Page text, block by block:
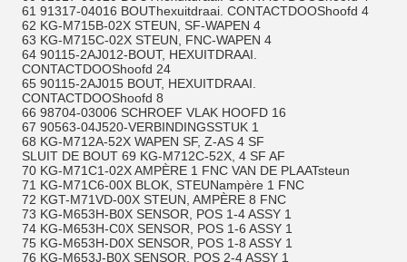
61 91317-04016 BOUThexuitdraai. CONTACTDOOShoofd 4
62 KG-M715B-02X STEUN, SF-WAPEN 4
63 KG-M715C-02X STEUN, FNC-WAPEN 4
64 90115-2AJ012-BOUT, HEXUITDRAAI.
CONTACTDOOShoofd 24
65 90115-2AJ015 BOUT, HEXUITDRAAI.
CONTACTDOOShoofd 8
66 98704-03006 SCHROEF VLAK HOOFD 16
67 90563-04J520-VERBINDINGSSTUK 1
68 KG-M712A-52X WAPEN SF, Z-AS 4 SF
SLUIT DE BOUT 69 KG-M712C-52X, 4 SF AF
70 KG-M71C1-02X AMPÈRE 1 FNC VAN DE PLAATsteun
71 KG-M71C6-00X BLOK, STEUNampère 1 FNC
72 KGT-M71VD-00X STEUN, AMPÈRE 8 FNC
73 KG-M653H-B0X SENSOR, POS 1-4 ASSY 1
74 KG-M653H-C0X SENSOR, POS 1-6 ASSY 1
75 KG-M653H-D0X SENSOR, POS 1-8 ASSY 1
76 KG-M653J-B0X SENSOR, POS 2-4 ASSY 1